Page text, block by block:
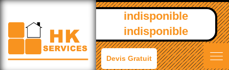
indisponible
indisponible
Devis Gratuit